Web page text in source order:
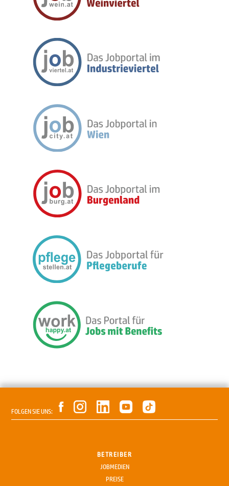
FOLGEN SIE UNS:
BETREIBER
JOBMEDIEN
PREISE